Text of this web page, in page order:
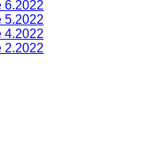
6.2022
5.2022
4.2022
2.2022